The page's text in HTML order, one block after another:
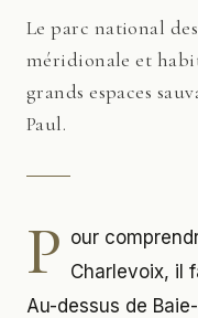
Le parc national
méridionale et
grands espaces
Paul.
P our
Charlevoix, il
Au-dessus de